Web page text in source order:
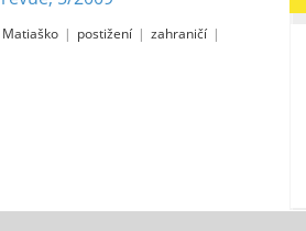
Matiaško | postižení | zahraničí |